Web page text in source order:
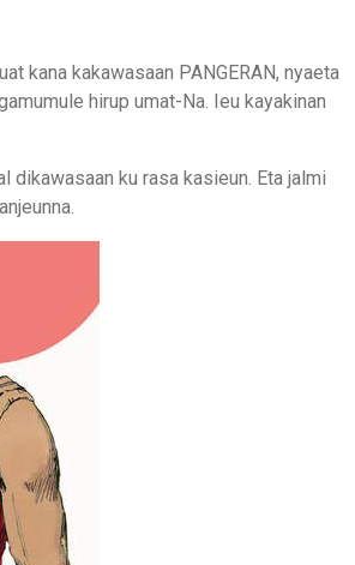
kana kakawasaan PANGERAN, nyaeta
hirup umat-Na. Ieu kayakinan
dikawasaan ku rasa kasieun. Eta jalmi